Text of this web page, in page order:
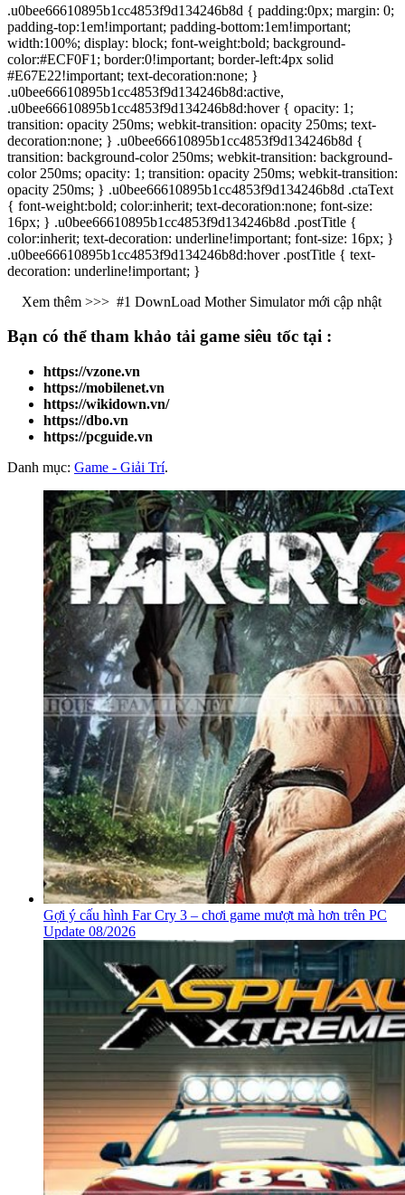
.u0bee66610895b1cc4853f9d134246b8d { padding:0px; margin: 0;
padding-top:1em!important; padding-bottom:1em!important;
width:100%; display: block; font-weight:bold; background-
color:#ECF0F1; border:0!important; border-left:4px solid
#E67E22!important; text-decoration:none; }
.u0bee66610895b1cc4853f9d134246b8d:active,
.u0bee66610895b1cc4853f9d134246b8d:hover { opacity: 1;
transition: opacity 250ms; webkit-transition: opacity 250ms; text-
decoration:none; } .u0bee66610895b1cc4853f9d134246b8d {
transition: background-color 250ms; webkit-transition: background-
color 250ms; opacity: 1; transition: opacity 250ms; webkit-transition:
opacity 250ms; } .u0bee66610895b1cc4853f9d134246b8d .ctaText
{ font-weight:bold; color:inherit; text-decoration:none; font-size:
16px; } .u0bee66610895b1cc4853f9d134246b8d .postTitle {
color:inherit; text-decoration: underline!important; font-size: 16px; }
.u0bee66610895b1cc4853f9d134246b8d:hover .postTitle { text-
decoration: underline!important; }
Xem thêm >>> #1 DownLoad Mother Simulator mới cập nhật
Bạn có thể tham khảo tải game siêu tốc tại :
https://vzone.vn
https://mobilenet.vn
https://wikidown.vn/
https://dbo.vn
https://pcguide.vn
Danh mục: Game - Giải Trí.
Gợi ý cấu hình Far Cry 3 – chơi game mượt mà hơn trên PC
Update 08/2026